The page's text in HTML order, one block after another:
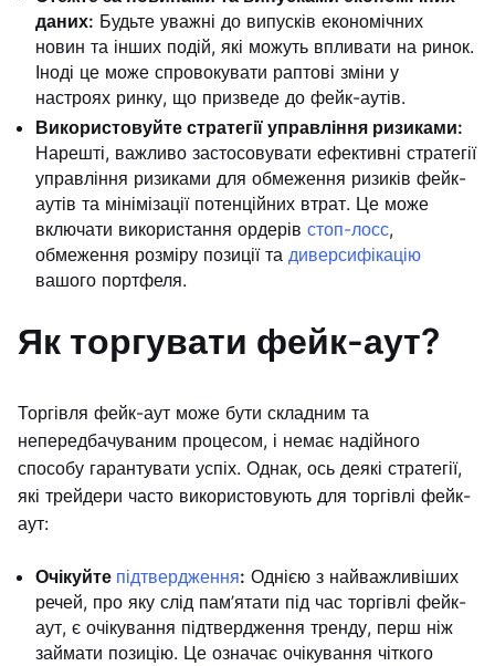
даних: Будьте уважні до випусків економічних
новин та інших подій, які можуть впливати на ринок.
Іноді це може спровокувати раптові зміни у
настроях ринку, що призведе до фейк-аутів.
Використовуйте стратегії управління ризиками:
Нарешті, важливо застосовувати ефективні стратегії
управління ризиками для обмеження ризиків фейк-
аутів та мінімізації потенційних втрат. Це може
включати використання ордерів стоп-лосс,
обмеження розміру позиції та диверсифікацію
вашого портфеля.
Як торгувати фейк-аут?
Торгівля фейк-аут може бути складним та
непередбачуваним процесом, і немає надійного
способу гарантувати успіх. Однак, ось деякі стратегії,
які трейдери часто використовують для торгівлі фейк-
аут:
Очікуйте підтвердження: Однією з найважливіших
речей, про яку слід пам’ятати під час торгівлі фейк-
аут, є очікування підтвердження тренду, перш ніж
займати позицію. Це означає очікування чіткого